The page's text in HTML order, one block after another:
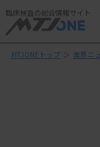
臨床検査の総合情報サイト
MTJONEトップ ＞ 業界ニ